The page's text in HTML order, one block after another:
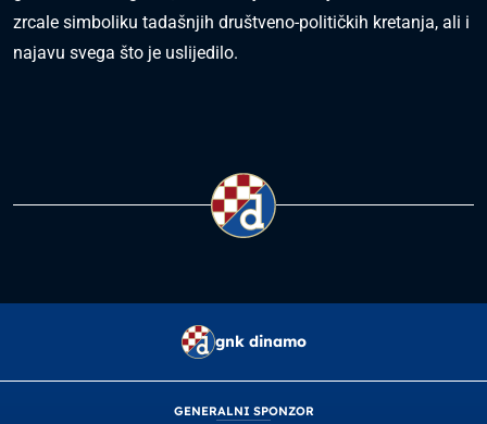
zrcale simboliku tadašnjih društveno-političkih kretanja, ali i
najavu svega što je uslijedilo.
gnk dinamo
GENERALNI SPONZOR